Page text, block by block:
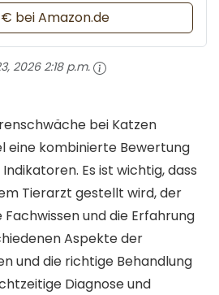
bei Amazon.de
2026 2:18 p.m.
bei Katzen
eine kombinierte Bewertung
Es ist wichtig, dass
Tierarzt gestellt wird, der
und die Erfahrung
Aspekte der
und die richtige Behandlung
Diagnose und